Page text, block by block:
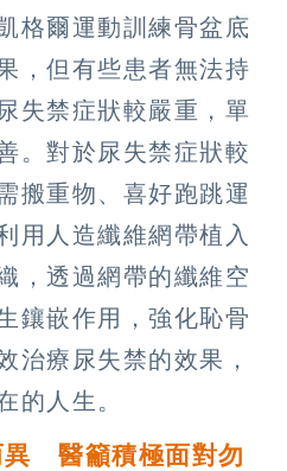
格爾運動訓練骨盆底
，但有些患者無法持
失禁症狀較嚴重，單
。對於尿失禁症狀較
搬重物、喜好跑跳運
用人造纖維網帶植入
，透過網帶的纖維空
鑲嵌作用，強化恥骨
治療尿失禁的效果，
的人生。
異 醫籲積極面對勿